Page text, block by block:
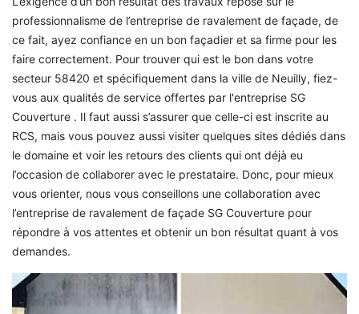
professionnalisme de l’entreprise de ravalement de façade, de
ce fait, ayez confiance en un bon façadier et sa firme pour les
faire correctement. Pour trouver qui est le bon dans votre
secteur 58420 et spécifiquement dans la ville de Neuilly, fiez-
vous aux qualités de service offertes par l'entreprise SG
Couverture . Il faut aussi s’assurer que celle-ci est inscrite au
RCS, mais vous pouvez aussi visiter quelques sites dédiés dans
le domaine et voir les retours des clients qui ont déjà eu
l’occasion de collaborer avec le prestataire. Donc, pour mieux
vous orienter, nous vous conseillons une collaboration avec
l’entreprise de ravalement de façade SG Couverture pour
répondre à vos attentes et obtenir un bon résultat quant à vos
demandes.